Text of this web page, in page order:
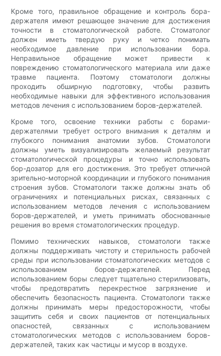
Кроме того, правильное обращение и контроль бора-
держателя имеют решающее значение для достижения
точности в стоматологической работе. Стоматолог
должен иметь твердую руку и четко понимать
необходимое давление при использовании бора.
Неправильное обращение может привести к
повреждению стоматологического материала или даже
травме пациента. Поэтому стоматологи должны
проходить обширную подготовку, чтобы развить
необходимые навыки для эффективного использования
методов лечения с использованием боров-держателей.
Кроме того, освоение техники работы с борами-
держателями требует острого внимания к деталям и
глубокого понимания анатомии зубов. Стоматологи
должны уметь визуализировать желаемый результат
стоматологической процедуры и точно использовать
бор-дозатор для его достижения. Это требует отличной
зрительно-моторной координации и глубокого понимания
строения зубов. Стоматологи также должны знать об
ограничениях и потенциальных рисках, связанных с
использованием методов лечения с использованием
боров-держателей, и уметь принимать обоснованные
решения во время стоматологических процедур.
Помимо технических навыков, стоматологи также
должны поддерживать чистоту и стерильность рабочей
среды при использовании стоматологических методов с
использованием боров-держателей. Перед
использованием боры следует тщательно стерилизовать,
чтобы предотвратить перекрестное загрязнение и
обеспечить безопасность пациента. Стоматологи также
должны принимать меры предосторожности, чтобы
защитить себя и своих пациентов от потенциальных
опасностей, связанных с использованием
стоматологических методов с использованием боров-
держателей, таких как частицы и мусор в воздухе.